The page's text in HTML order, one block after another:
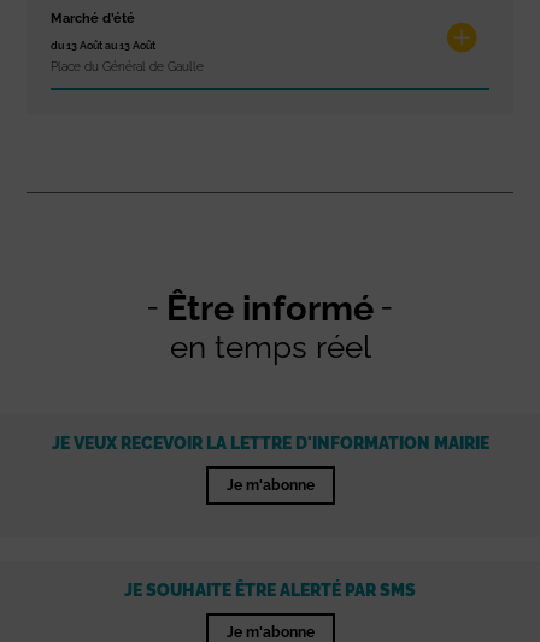
Marché d’été
du 13 Août au 13 Août
Place du Général de Gaulle
Être informé
en temps réel
JE VEUX RECEVOIR LA LETTRE D'INFORMATION MAIRIE
Je m'abonne
JE SOUHAITE ÊTRE ALERTÉ PAR SMS
Je m'abonne